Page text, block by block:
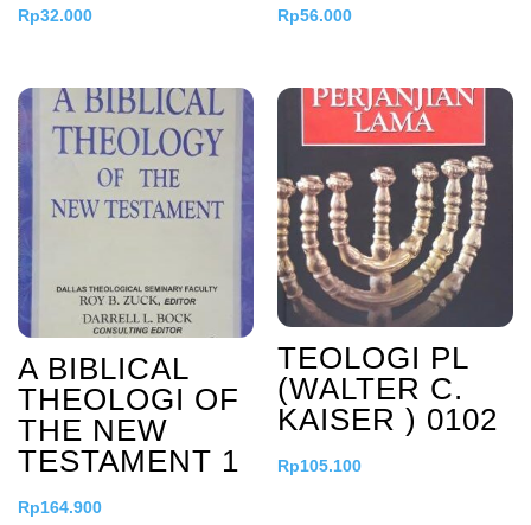
Rp32.000 Rp56.000
A BIBLICAL
THEOLOGI OF
THE NEW
TESTAMENT 1
Rp164.900
TEOLOGI PL
(WALTER C.
KAISER ) 0102
Rp105.100